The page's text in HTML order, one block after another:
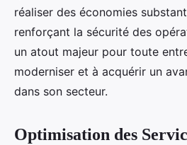
réaliser des économies
renforçant la sécurité des
un atout majeur pour toute
moderniser et à acquérir un
dans son secteur.
Optimisation des